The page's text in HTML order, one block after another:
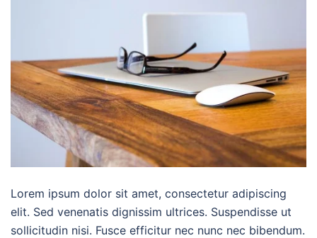
Lorem ipsum dolor sit amet, consectetur adipiscing
elit. Sed venenatis dignissim ultrices. Suspendisse ut
sollicitudin nisi. Fusce efficitur nec nunc nec bibendum.